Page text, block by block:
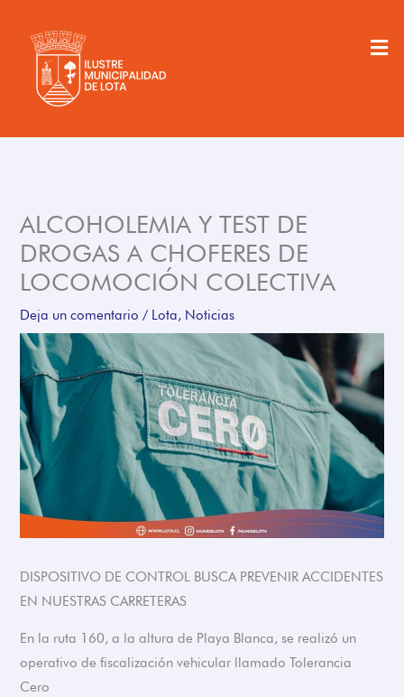
contenido
ALCOHOLEMIA Y TEST DE
DROGAS A CHOFERES DE
LOCOMOCIÓN COLECTIVA
Deja un comentario / Lota, Noticias
DISPOSITIVO DE CONTROL BUSCA PREVENIR ACCIDENTES
EN NUESTRAS CARRETERAS
En la ruta 160, a la altura de Playa Blanca, se realizó un
operativo de fiscalización vehicular llamado Tolerancia
Cero